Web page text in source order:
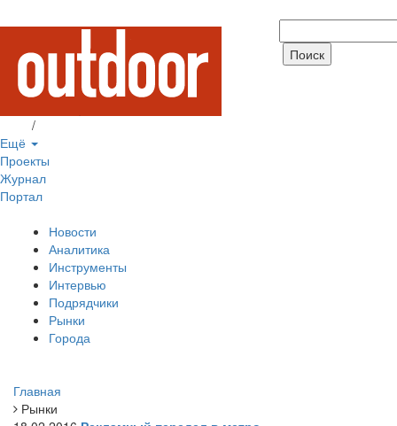
/
Ещё
Проекты
Журнал
Портал
Новости
Аналитика
Инструменты
Интервью
Подрядчики
Рынки
Города
Главная
Рынки